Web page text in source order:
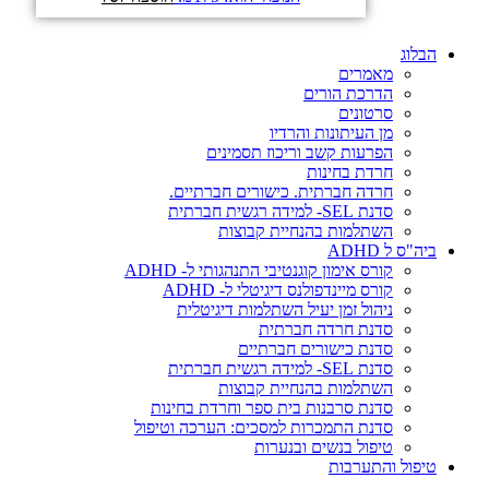
הבלוג
מאמרים
הדרכת הורים
סרטונים
מן העיתונות והרדיו
הפרעות קשב וריכוז תסמינים
חרדת בחינות
חרדה חברתית. כישורים חברתיים.
סדנת SEL- למידה רגשית חברתית
השתלמות בהנחיית קבוצות
ביה"ס ל ADHD
קורס אימון קוגנטיבי התנהגותי ל- ADHD
קורס מיינדפולנס דיגיטלי ל- ADHD
ניהול זמן יעיל השתלמות דיגיטלית
סדנת חרדה חברתית
סדנת כישורים חברתיים
סדנת SEL- למידה רגשית חברתית
השתלמות בהנחיית קבוצות
סדנת סרבנות בית ספר וחרדת בחינות
סדנת התמכרות למסכים: הערכה וטיפול
טיפול בנשים ובנערות
טיפול והתערבות